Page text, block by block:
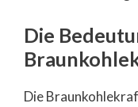
Die
Die